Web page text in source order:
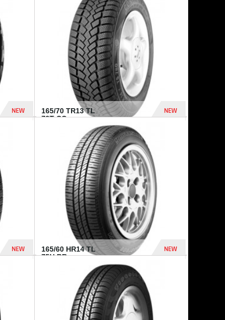
NEW
165/70 TR13 TL
79T CO...
NEW
364 Dhs
NEW
Dhs
165/60 HR14 TL
75H BR...
NEW